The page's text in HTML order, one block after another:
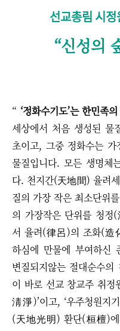
선교총림 시
“신성의
“ ‘정화수기도’는 한민족
세상에서 처음 생성된 물
초이고, 그중 정화수는
물질입니다. 모든 생명체
다. 천지간(天地間) 율려
질의 가장 작은 최소단위
의 가장작은 단위를 청정
서 율려(律呂)의 조화(造
하심에 만물에 부여하신
변질되지않는 절대순수
이 바로 선교 창교주 취정
淸淨)’이고, ‘우주청원지
(天地光明) 환단(桓檀)에